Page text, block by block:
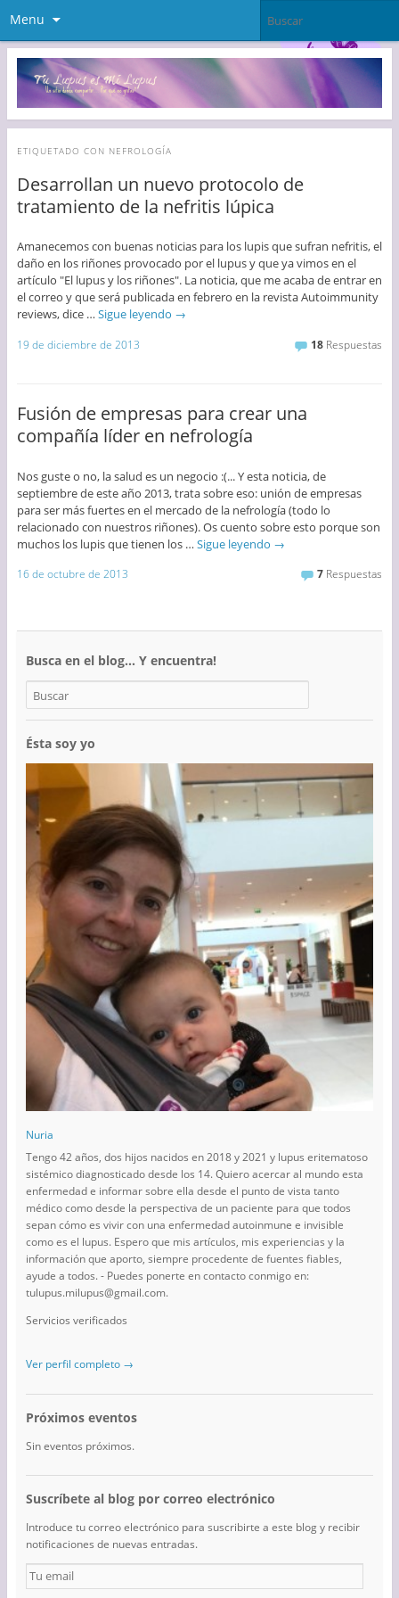
Menu
ETIQUETADO CON NEFROLOGÍA
Desarrollan un nuevo protocolo de
tratamiento de la nefritis lúpica
Amanecemos con buenas noticias para los lupis que sufran nefritis, el
daño en los riñones provocado por el lupus y que ya vimos en el
artículo "El lupus y los riñones". La noticia, que me acaba de entrar en
el correo y que será publicada en febrero en la revista Autoimmunity
reviews, dice … Sigue leyendo →
19 de diciembre de 2013 18 Respuestas
Fusión de empresas para crear una
compañía líder en nefrología
Nos guste o no, la salud es un negocio :(... Y esta noticia, de
septiembre de este año 2013, trata sobre eso: unión de empresas
para ser más fuertes en el mercado de la nefrología (todo lo
relacionado con nuestros riñones). Os cuento sobre esto porque son
muchos los lupis que tienen los … Sigue leyendo →
16 de octubre de 2013 7 Respuestas
Busca en el blog… Y encuentra!
Ésta soy yo
Nuria
Tengo 42 años, dos hijos nacidos en 2018 y 2021 y lupus eritematoso
sistémico diagnosticado desde los 14. Quiero acercar al mundo esta
enfermedad e informar sobre ella desde el punto de vista tanto
médico como desde la perspectiva de un paciente para que todos
sepan cómo es vivir con una enfermedad autoinmune e invisible
como es el lupus. Espero que mis artículos, mis experiencias y la
información que aporto, siempre procedente de fuentes fiables,
ayude a todos. - Puedes ponerte en contacto conmigo en:
tulupus.milupus@gmail.com.
Servicios verificados
Ver perfil completo →
Próximos eventos
Sin eventos próximos.
Suscríbete al blog por correo electrónico
Introduce tu correo electrónico para suscribirte a este blog y recibir
notificaciones de nuevas entradas.
Tu
email